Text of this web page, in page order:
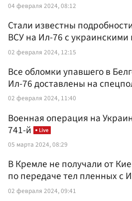
04 февраля 2024, 08:12
Стали известны
ВСУ на Ил-76 с
02 февраля 2024, 12:15
Все обломки упавшего в
Ил-76 доставлены на
02 февраля 2024, 11:40
Военная операция на
741-й
05 марта 2024, 08:29
В Кремле не получали от
по передаче тел пленных с
02 февраля 2024, 09:41